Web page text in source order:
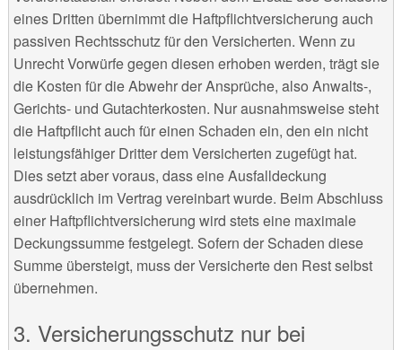
eines Dritten übernimmt die Haftpflichtversicherung auch
passiven Rechtsschutz für den Versicherten. Wenn zu
Unrecht Vorwürfe gegen diesen erhoben werden, trägt sie
die Kosten für die Abwehr der Ansprüche, also Anwalts-,
Gerichts- und Gutachterkosten. Nur ausnahmsweise steht
die Haftpflicht auch für einen Schaden ein, den ein nicht
leistungsfähiger Dritter dem Versicherten zugefügt hat.
Dies setzt aber voraus, dass eine Ausfalldeckung
ausdrücklich im Vertrag vereinbart wurde. Beim Abschluss
einer Haftpflichtversicherung wird stets eine maximale
Deckungssumme festgelegt. Sofern der Schaden diese
Summe übersteigt, muss der Versicherte den Rest selbst
übernehmen.
Versicherungsschutz nur bei